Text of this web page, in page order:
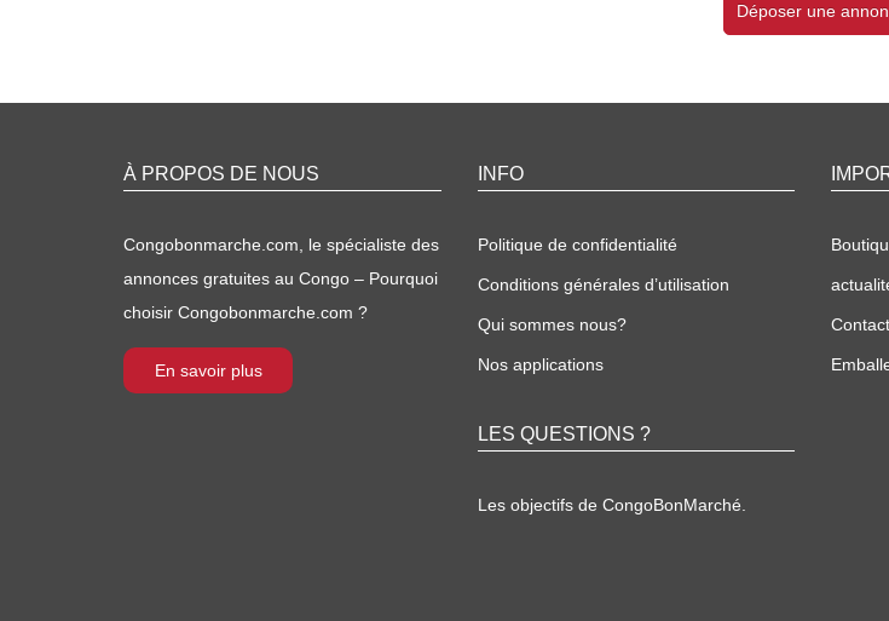
Déposer une
À PROPOS DE NOUS
Congobonmarche.com, le spécialiste des
annonces gratuites au Congo – Pourquoi
choisir Congobonmarche.com ?
En savoir plus
INFO
Politique de confidentialité
Conditions générales d’utilisation
Qui sommes nous?
Nos applications
LES QUESTIONS ?
Les objectifs de CongoBonMarché.